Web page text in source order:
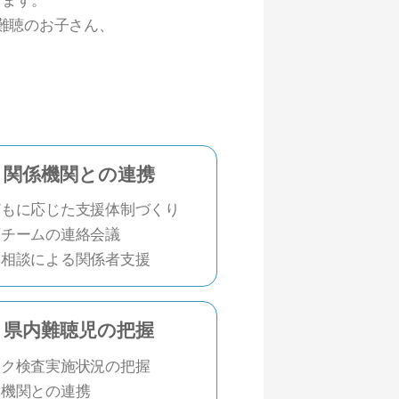
のお子さん、
関係機関との連携
に応じた支援体制づくり
ームの連絡会議
談による関係者支援
県内難聴児の把握
検査実施状況の把握
関との連携